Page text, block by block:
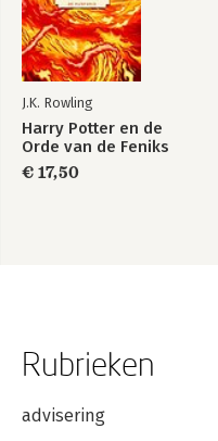
J.K. Rowling
Harry Potter en de
Orde van de Feniks
€ 17,50
Rubrieken
advisering